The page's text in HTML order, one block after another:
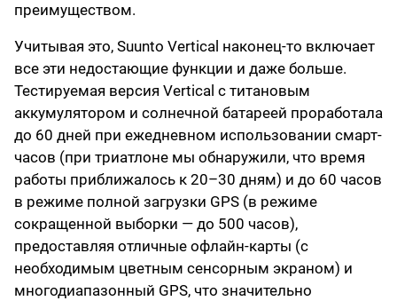
преимуществом.
Учитывая это, Suunto Vertical наконец-то включает
все эти недостающие функции и даже больше.
Тестируемая версия Vertical с титановым
аккумулятором и солнечной батареей проработала
до 60 дней при ежедневном использовании смарт-
часов (при триатлоне мы обнаружили, что время
работы приближалось к 20–30 дням) и до 60 часов
в режиме полной загрузки GPS (в режиме
сокращенной выборки — до 500 часов),
предоставляя отличные офлайн-карты (с
необходимым цветным сенсорным экраном) и
многодиапазонный GPS, что значительно